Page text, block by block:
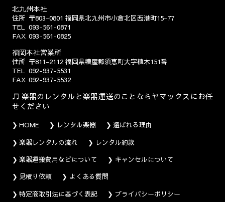
北九州本社
住所 〒803-0801 福岡県北九州市小倉北区西港町15-77
TEL 093-561-0871
FAX 093-561-0825
福岡本社営業所
住所 〒811-2112 福岡県糟屋郡須恵町大字植木151番
TEL 092-937-5531
FAX 092-937-5532
楽器のレンタルと楽器運送のことならヤマックスにお任
せください
HOME レンタル楽器
選ばれる理由
楽器レンタルの流れ
レンタル約款
楽器運搬費用などについて
キャンセルについて
見積り依頼
よくある質問
特定商取引法に基づく表記
プライバシーポリシー